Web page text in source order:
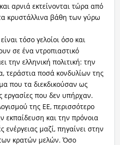
αρνιά εκτείνονται τώρα από
κρυστάλλινα βάθη των γύρω
τόσο γελοίοι όσο και
σε ένα ντροπιαστικό
την ελληνική πολιτική: την
τεράστια ποσά κονδυλίων της
που τα διεκδικούσαν ως
εργασίες που δεν υπήρχαν.
της ΕΕ, περισσότερο
εκπαίδευση και την πρόνοια
ενέργειας μαζί, πηγαίνει στην
κρατών μελών. Όσο